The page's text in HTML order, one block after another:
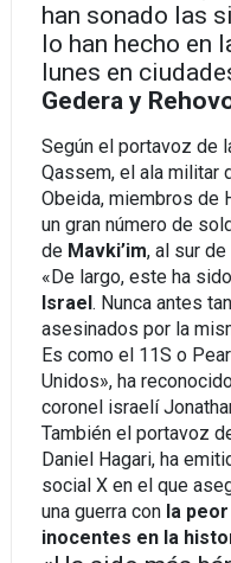
han sonado las
lo han hecho en
lunes en
Gedera y
Según el portavoz de
Qassem, el ala militar
Obeida, miembros de
un gran número de
de Mavki’im, al sur
«De largo, este ha sido
Israel. Nunca antes
asesinados por la
Es como el 11S o
Unidos», ha
coronel israelí
También el portavoz
Daniel Hagari, ha
social X en el que
una guerra conla peor
inocentes en la